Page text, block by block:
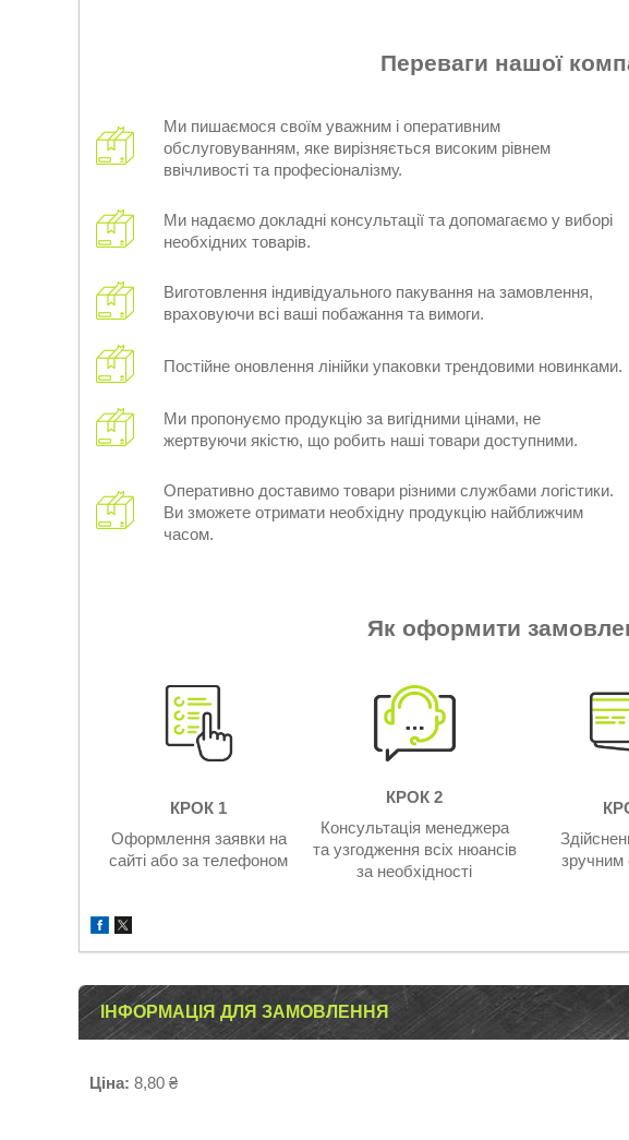
Переваги нашої
Ми пишаємося своїм уважним і оперативним
обслуговуванням, яке вирізняється високим рівнем
ввічливості та професіоналізму.
Ми надаємо докладні консультації та допомагаємо у виборі
необхідних товарів.
Виготовлення індивідуального пакування на замовлення,
враховуючи всі ваші побажання та вимоги.
Постійне оновлення лінійки упаковки трендовими новинками.
Ми пропонуємо продукцію за вигідними цінами, не
жертвуючи якістю, що робить наші товари доступними.
Оперативно доставимо товари різними службами логістики.
Ви зможете отримати необхідну продукцію найближчим
часом.
Як оформити
КРОК 1
Оформлення заявки на
сайті або за телефоном
КРОК 2
Консультація менеджера
та узгодження всіх нюансів
за необхідності
зручним
ІНФОРМАЦІЯ ДЛЯ ЗАМОВЛЕННЯ
Ціна: 8,80 ₴